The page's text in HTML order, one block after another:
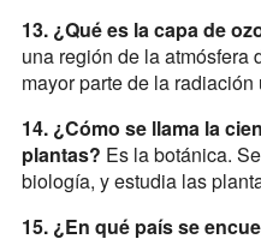
13. ¿Qué es la capa de
una región de la atmósfera
mayor parte de la
14. ¿Cómo se llama la
plantas? Es la botánica.
biología, y estudia las
15. ¿En qué país se